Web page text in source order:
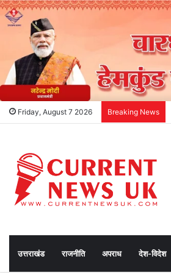
Friday, August 7 2026 Breaking News
उत्तराखंड राजनीति अपराध देश-विदेश